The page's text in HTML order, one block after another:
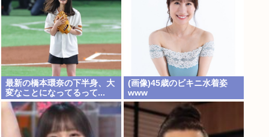
最新の橋本環奈の下半身、大
変なことになってるって...
(画像)45歳のビキニ水着姿
www